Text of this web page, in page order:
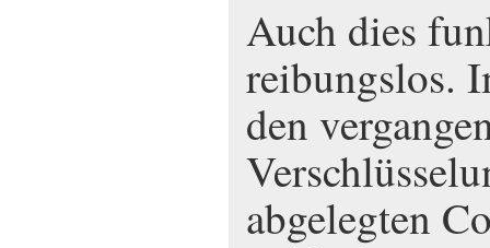
Auch dies
reibungslos.
den
abgelegten